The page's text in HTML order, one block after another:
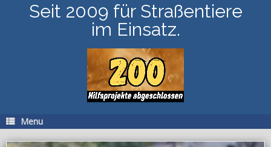
Seit 2009 für Straßentiere
im Einsatz.
Menu